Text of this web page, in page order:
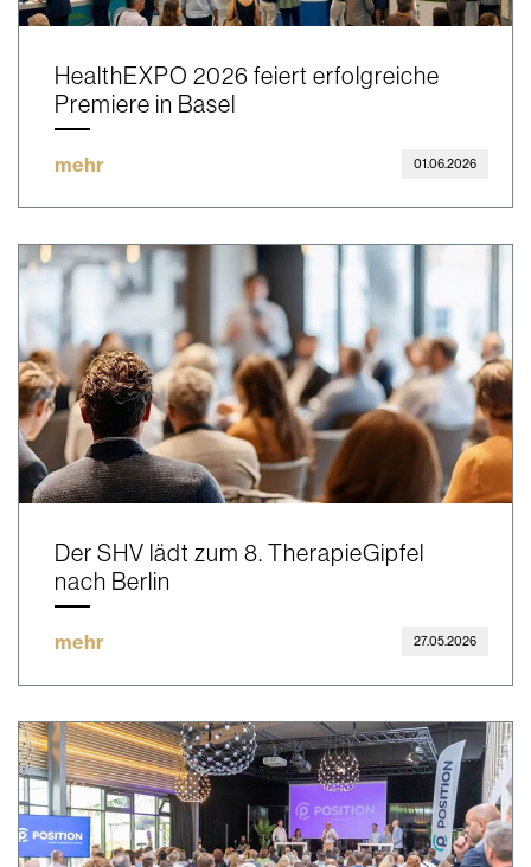
HealthEXPO 2026 feiert erfolgreiche
Premiere in Basel
mehr 01.06.2026
Der SHV lädt zum 8. TherapieGipfel
nach Berlin
mehr 27.05.2026